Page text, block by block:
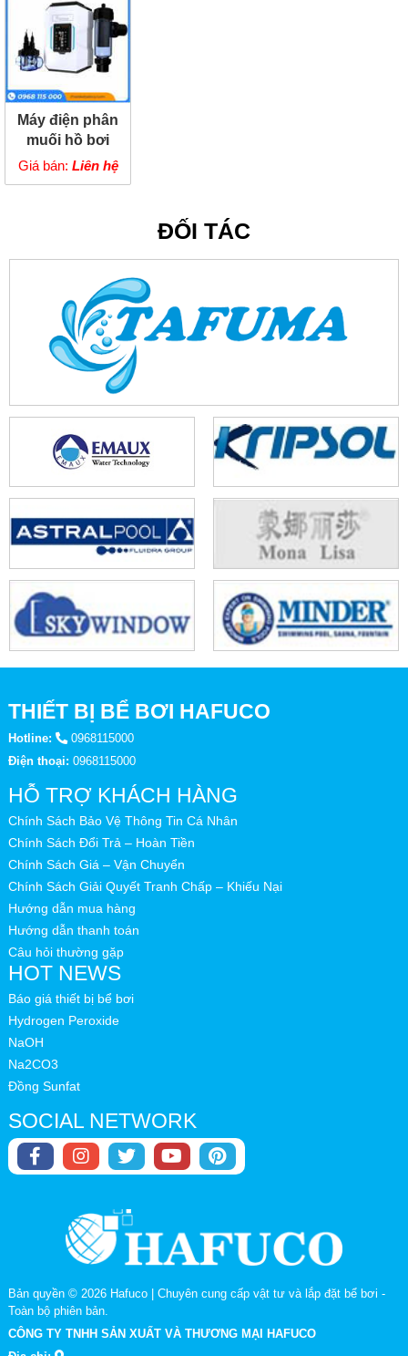
Máy điện phân
muối hồ bơi
Emaux
Giá bán: Liên hệ
ĐỐI TÁC
THIẾT BỊ BỂ BƠI HAFUCO
Hotline:
0968115000
Điện thoại: 0968115000
HỖ TRỢ KHÁCH HÀNG
Chính Sách Bảo Vệ Thông Tin Cá Nhân
Chính Sách Đổi Trả – Hoàn Tiền
Chính Sách Giá – Vận Chuyển
Chính Sách Giải Quyết Tranh Chấp – Khiếu Nại
Hướng dẫn mua hàng
Hướng dẫn thanh toán
Câu hỏi thường gặp
HOT NEWS
Báo giá thiết bị bể bơi
Hydrogen Peroxide
NaOH
Na2CO3
Đồng Sunfat
SOCIAL NETWORK
Bản quyền © 2026 Hafuco | Chuyên cung cấp vật tư và lắp đặt bể bơi -
Toàn bộ phiên bản.
CÔNG TY TNHH SẢN XUẤT VÀ THƯƠNG MẠI HAFUCO